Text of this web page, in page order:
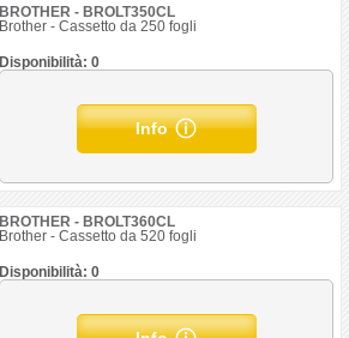
BROTHER - BROLT350CL
Brother - Cassetto da 250 fogli
Disponibilità: 0
Info
BROTHER - BROLT360CL
Brother - Cassetto da 520 fogli
Disponibilità: 0